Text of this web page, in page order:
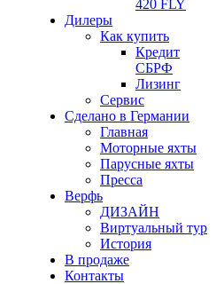
420 FLY
Дилеры
Как купить
Кредит
СБРФ
Лизинг
Сервис
Сделано в Германии
Главная
Моторные яхты
Парусные яхты
Пресса
Верфь
ДИЗАЙН
Виртуальный тур
История
В продаже
Контакты